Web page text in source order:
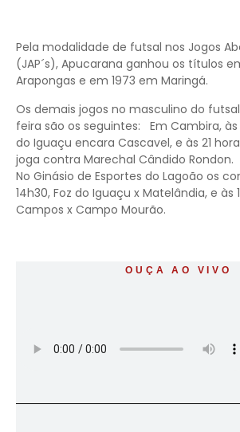
Pela modalidade de futsal nos Jogos
(JAP´s), Apucarana ganhou os títulos
Arapongas e em 1973 em Maringá.
Os demais jogos no masculino do
feira são os seguintes: Em Cambira, às
do Iguaçu encara Cascavel, e às 21
joga contra Marechal Cândido Rondon.
No Ginásio de Esportes do Lagoão os
14h30, Foz do Iguaçu x Matelândia, e às
Campos x Campo Mourão.
OUÇA AO VIVO